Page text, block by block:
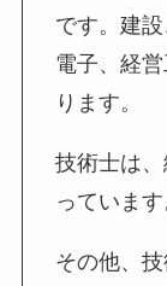
です。建
電子、経
ります。
技術士は
っています
その他、